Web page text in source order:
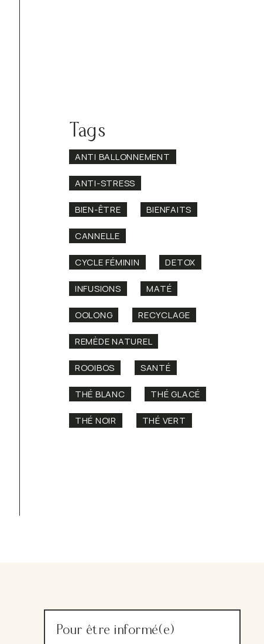
Tags
ANTI BALLONNEMENT
ANTI-STRESS
BIEN-ÊTRE BIENFAITS
CANNELLE
CYCLE FÉMININ DETOX
INFUSIONS MATÉ
OOLONG RECYCLAGE
REMÈDE NATUREL
ROOIBOS SANTÉ
THÉ BLANC THÉ GLACÉ
THÉ NOIR THÉ VERT
Pour être informé(e)